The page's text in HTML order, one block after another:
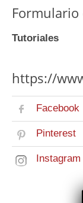
Formulario
Tutoriales
https://
Facebook
Pinterest
Instagram